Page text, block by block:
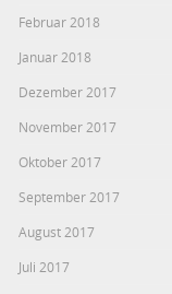
Februar 2018
Januar 2018
Dezember 2017
November 2017
Oktober 2017
September 2017
August 2017
Juli 2017